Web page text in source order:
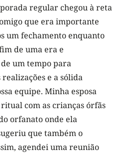
regular chegou à reta
que era importante
um fechamento enquanto
de uma era e
um tempo para
e a sólida
equipe. Minha esposa
com as crianças órfãs
orfanato onde ela
que também o
agendei uma reunião